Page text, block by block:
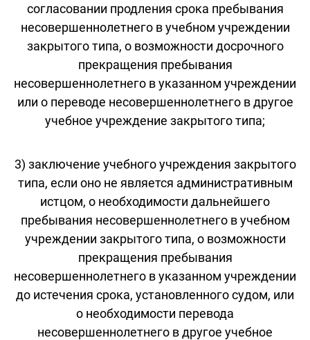
согласовании продления срока пребывания
несовершеннолетнего в учебном учреждении
закрытого типа, о возможности досрочного
прекращения пребывания
несовершеннолетнего в указанном учреждении
или о переводе несовершеннолетнего в другое
учебное учреждение закрытого типа;
3) заключение учебного учреждения закрытого
типа, если оно не является административным
истцом, о необходимости дальнейшего
пребывания несовершеннолетнего в учебном
учреждении закрытого типа, о возможности
прекращения пребывания
несовершеннолетнего в указанном учреждении
до истечения срока, установленного судом, или
о необходимости перевода
несовершеннолетнего в другое учебное